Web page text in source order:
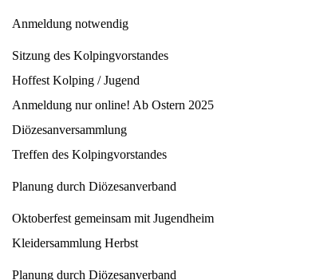
Anmeldung notwendig
Sitzung des Kolpingvorstandes
Hoffest Kolping / Jugend
Anmeldung nur online! Ab Ostern 2025
Diözesanversammlung
Treffen des Kolpingvorstandes
Planung durch Diözesanverband
Oktoberfest gemeinsam mit Jugendheim
Kleidersammlung Herbst
Planung durch Diözesanverband